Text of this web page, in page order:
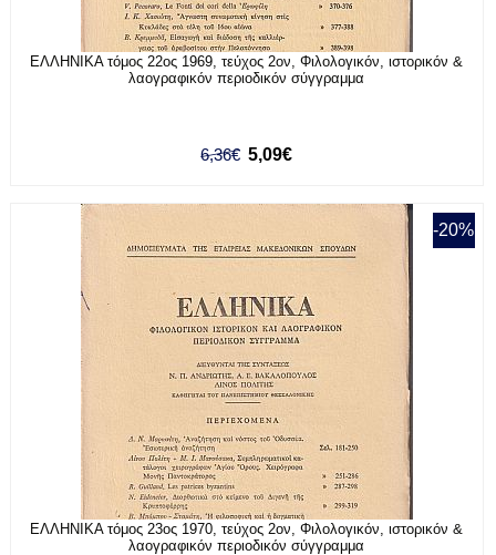
ΕΛΛΗΝΙΚΑ τόμος 22ος 1969, τεύχος 2ον, Φιλολογικόν, ιστορικόν &
λαογραφικόν περιοδικόν σύγγραμμα
6,36€ 5,09€
-20%
ΕΛΛΗΝΙΚΑ τόμος 23ος 1970, τεύχος 2ον, Φιλολογικόν, ιστορικόν &
λαογραφικόν περιοδικόν σύγγραμμα